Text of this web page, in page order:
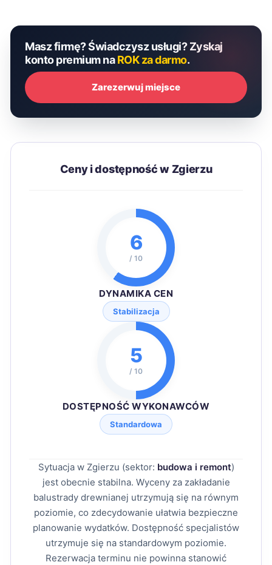
Masz firmę? Świadczysz usługi? Zyskaj
konto premium naROK za darmo.
Zarezerwuj miejsce
Ceny i dostępność w Zgierzu
6
/ 10
DYNAMIKA CEN
Stabilizacja
5
/ 10
DOSTĘPNOŚĆ WYKONAWCÓW
Standardowa
Sytuacja w Zgierzu (sektor: budowa i remont)
jest obecnie stabilna. Wyceny za zakładanie
balustrady drewnianej utrzymują się na równym
poziomie, co zdecydowanie ułatwia bezpieczne
planowanie wydatków. Dostępność specjalistów
utrzymuje się na standardowym poziomie.
Rezerwacja terminu nie powinna stanowić